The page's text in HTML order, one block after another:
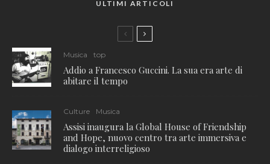
ULTIMI ARTICOLI
Musica top
Addio a Francesco Guccini. La sua era arte di
abitare il tempo
Culture Musica
Assisi inaugura la Global House of Friendship
and Hope, nuovo centro tra arte immersiva e
dialogo interreligioso